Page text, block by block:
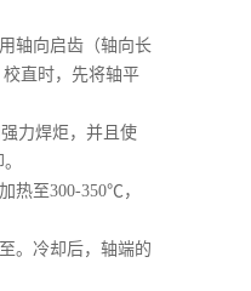
轴向启齿（轴向长
直时，先将轴平
力焊炬，并且使
热至300-350℃，
。冷却后，轴端的